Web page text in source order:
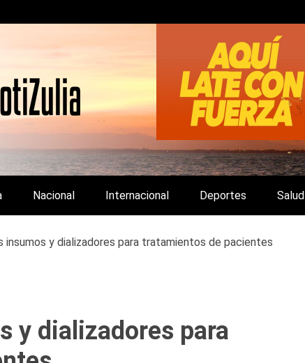
Y DE INTERÉS GENERAL.
Nacional Internacional Deportes Salud
insumos y dializadores para tratamientos de pacientes
y dializadores para